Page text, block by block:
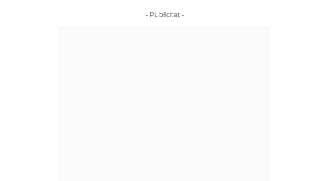
- Publicitat -